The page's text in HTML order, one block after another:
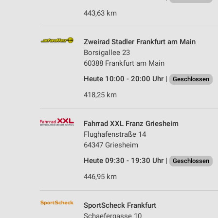
443,63 km
Zweirad Stadler Frankfurt am Main
Borsigallee 23
60388 Frankfurt am Main
Heute 10:00 - 20:00 Uhr |
Geschlossen
418,25 km
Fahrrad XXL Franz Griesheim
Flughafenstraße 14
64347 Griesheim
Heute 09:30 - 19:30 Uhr |
Geschlossen
446,95 km
SportScheck Frankfurt
Schaefergasse 10